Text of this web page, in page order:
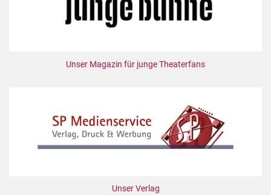
Unser Magazin für junge Theaterfans
Unser Verlag